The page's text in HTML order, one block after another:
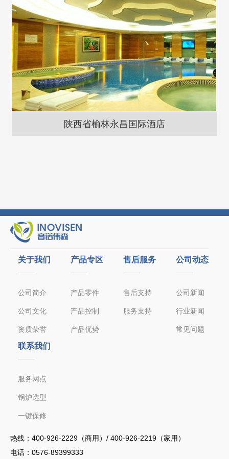
陕西省榆林永昌国际酒店
关于我们
公司简介
公司文化
资质荣誉
产品专区
产品零件
产品控制
产品优势
售后服务
售后支持
服务支持
公司动态
公司新闻
行业新闻
常见问题
联系我们
服务网点
锅炉选型
一键保修
热线： 400-926-2229（商用）/ 400-926-2219（家用）
电话： 0576-89399333